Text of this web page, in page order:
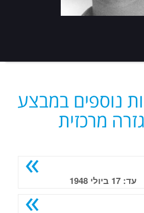
נוספים במבצע
מרכזית